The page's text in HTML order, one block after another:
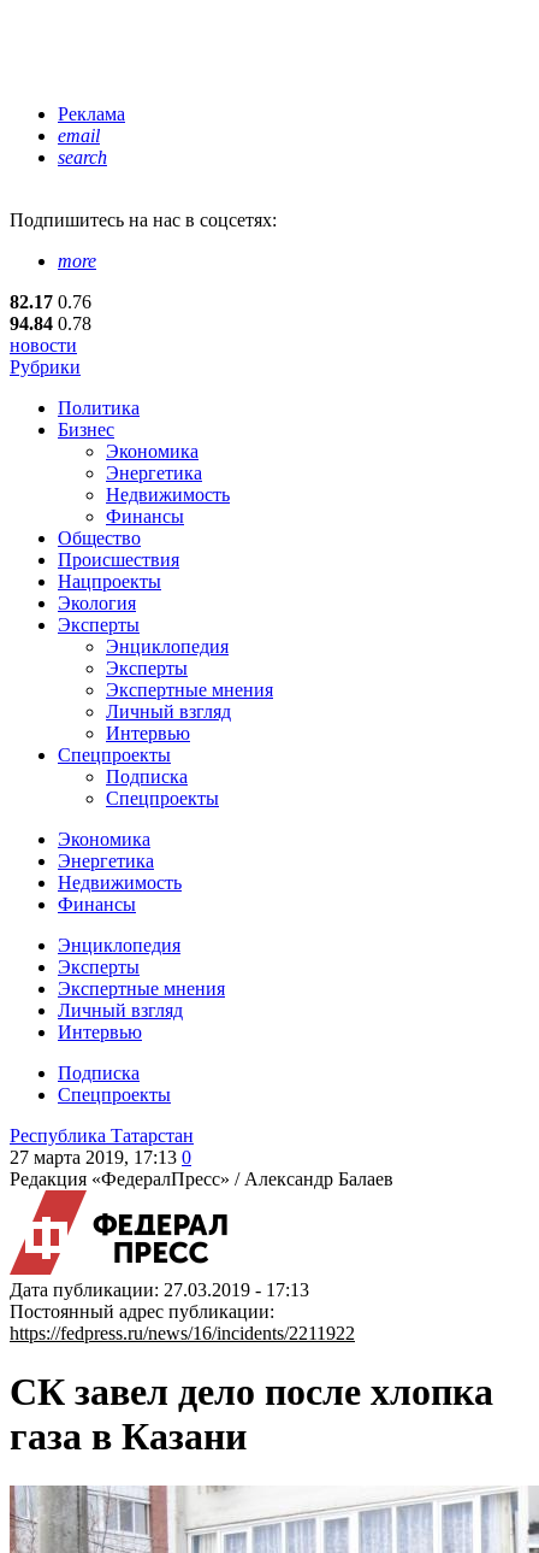
Реклама
email
search
Подпишитесь на нас в соцсетях:
more
82.17 0.76
94.84 0.78
новости
Рубрики
Политика
Бизнес
Экономика
Энергетика
Недвижимость
Финансы
Общество
Происшествия
Нацпроекты
Экология
Эксперты
Энциклопедия
Эксперты
Экспертные мнения
Личный взгляд
Интервью
Спецпроекты
Подписка
Спецпроекты
Экономика
Энергетика
Недвижимость
Финансы
Энциклопедия
Эксперты
Экспертные мнения
Личный взгляд
Интервью
Подписка
Спецпроекты
Республика Татарстан
27 марта 2019, 17:13 0
Редакция «ФедералПресс» / Александр Балаев
Дата публикации: 27.03.2019 - 17:13
Постоянный адрес публикации:
https://fedpress.ru/news/16/incidents/2211922
СК завел дело после хлопка
газа в Казани